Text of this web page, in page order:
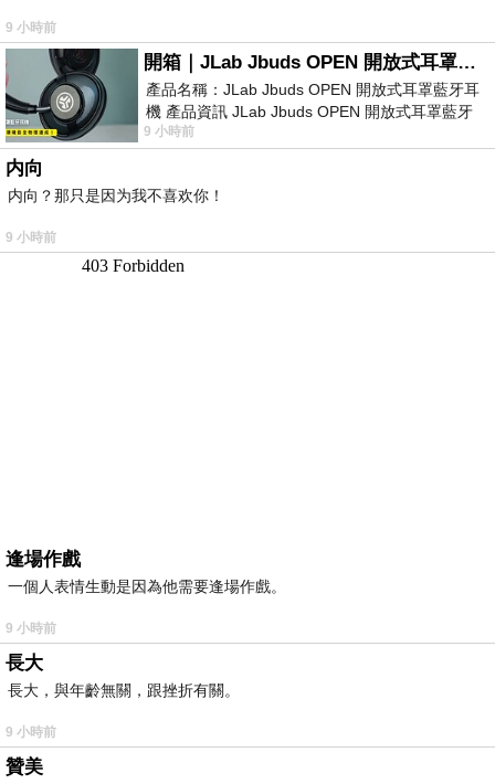
9 小時前
開箱｜JLab Jbuds OPEN 開放式耳罩藍牙耳機 - 設計美學，輕巧、透氣、環境音全物理達成！
產品名稱：JLab Jbuds OPEN 開放式耳罩藍牙耳
機 產品資訊 JLab Jbuds OPEN 開放式耳罩藍牙
耳機評語：非常有特色，值得喜愛美型工
9 小時前
内向
内向？那只是因为我不喜欢你！
9 小時前
逢場作戲
一個人表情生動是因為他需要逢場作戲。
9 小時前
長大
長大，與年齡無關，跟挫折有關。
9 小時前
贊美